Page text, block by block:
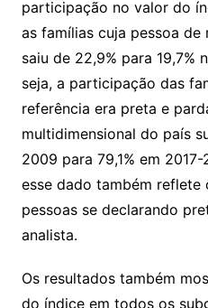
participação no valor do
as famílias cuja pessoa de
saiu de 22,9% para 19,7%
seja, a participação das
referência era preta e
multidimensional do país
2009 para 79,1% em
esse dado também reflete
pessoas se declarando
analista.
Os resultados também
do índice em todos os